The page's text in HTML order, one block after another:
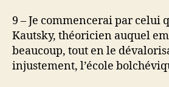
9 – Je commencerai par celui
Kautsky, théoricien auquel
beaucoup, tout en le
injustement, l’école